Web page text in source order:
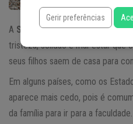
A Síndrome do Ninho Vazioé o
tristeza, solidão e mal-estar que
seus filhos saem de casa para
Em alguns países, como os
aparece mais cedo, pois é
da família para ir para a
Gerir preferências